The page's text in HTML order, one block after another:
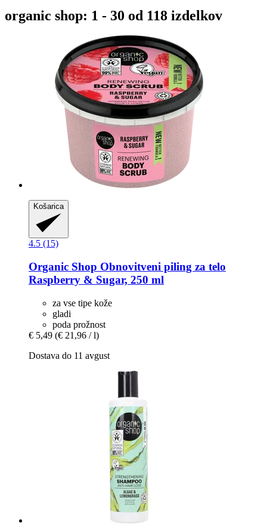
organic shop: 1 - 30 od 118 izdelkov
Košarica
4.5 (15)
Organic Shop Obnovitveni piling za telo
Raspberry & Sugar, 250 ml
za vse tipe kože
gladi
poda prožnost
€ 5,49 (€ 21,96 / l)
Dostava do 11 avgust